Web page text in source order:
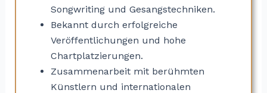
Songwriting und Gesangstechniken.
Bekannt durch erfolgreiche
Veröffentlichungen und hohe
Chartplatzierungen.
Zusammenarbeit mit berühmten
Künstlern und internationalen